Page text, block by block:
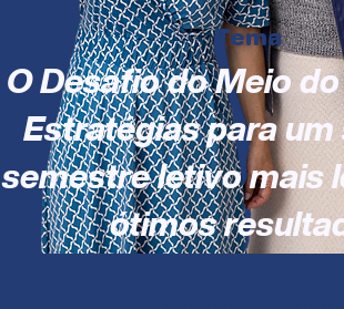
O Desafio do Meio
Estratégias para
semestre letivo mais
ótimos
Tema